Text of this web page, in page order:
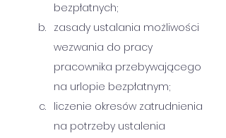
bezpłatnych;
zasady ustalania możliwości
wezwania do pracy
pracownika przebywającego
na urlopie bezpłatnym;
liczenie okresów zatrudnienia
na potrzeby ustalenia